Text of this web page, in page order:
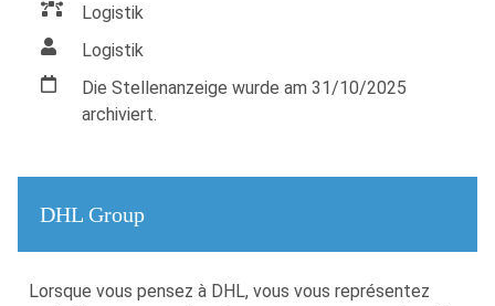
Logistik
Logistik
Die Stellenanzeige wurde am 31/10/2025
archiviert.
DHL Group
​​Lorsque vous pensez à DHL, vous vous représentez